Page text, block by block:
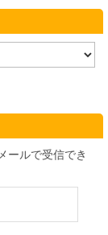
ールで受信でき